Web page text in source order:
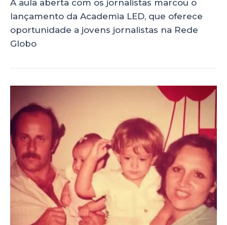
A aula aberta com os jornalistas marcou o
lançamento da Academia LED, que oferece
oportunidade a jovens jornalistas na Rede
Globo